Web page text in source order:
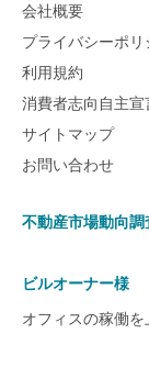
会社概要
プライバシーポリ
利用規約
消費者志向自主宣
サイトマップ
お問い合わせ
不動産市場動向調
ビルオーナー様
オフィスの稼働